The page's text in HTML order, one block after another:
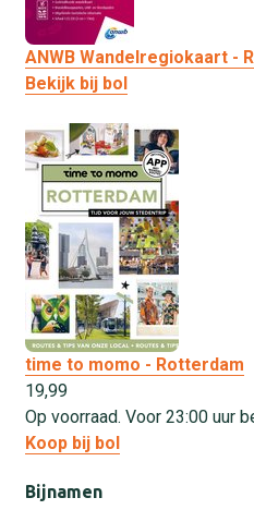
ANWB Wandelregiokaart -
Bekijk bij bol
time to momo - Rotterdam
19,99
Op voorraad. Voor 23:00 uur
Koop bij bol
Bijnamen